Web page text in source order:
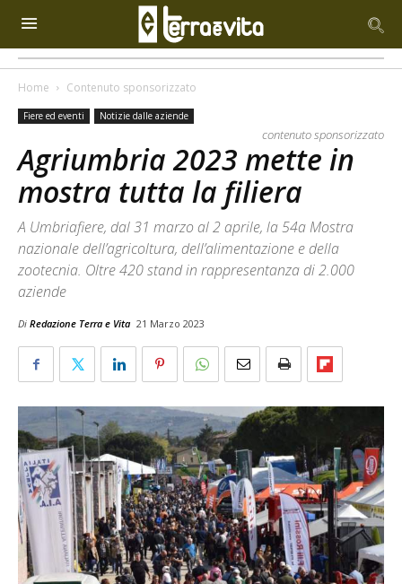
Home Contenuto sponsorizzato
Fiere ed eventi Notizie dalle aziende
contenuto sponsorizzato
Agriumbria 2023 mette in
mostra tutta la filiera
A Umbriafiere, dal 31 marzo al 2 aprile, la 54a Mostra
nazionale dell’agricoltura, dell’alimentazione e della
zootecnia. Oltre 420 stand in rappresentanza di 2.000
aziende
Di Redazione Terra e Vita 21 Marzo 2023